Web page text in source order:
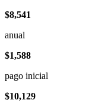
$8,541
anual
$1,588
pago inicial
$10,129